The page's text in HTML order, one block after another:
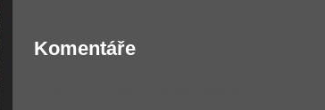
Komentáře